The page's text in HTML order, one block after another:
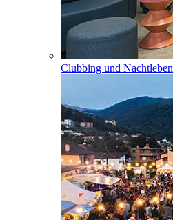
Clubbing und Nachtleben